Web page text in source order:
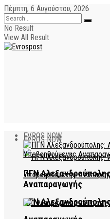
Πέμπτη, 6 Αυγούστου, 2026
No Result
View All Result
EVROS NOW
ΠΓΝ
EVROS NOW
ΠΓΝ
Αναπαραγωγής